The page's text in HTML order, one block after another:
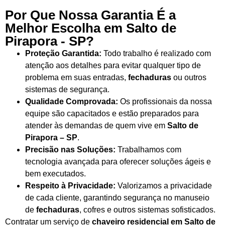
Por Que Nossa Garantia É a
Melhor Escolha em Salto de
Pirapora - SP?
Proteção Garantida: Todo trabalho é realizado com
atenção aos detalhes para evitar qualquer tipo de
problema em suas entradas, fechaduras ou outros
sistemas de segurança.
Qualidade Comprovada: Os profissionais da nossa
equipe são capacitados e estão preparados para
atender às demandas de quem vive em Salto de
Pirapora – SP.
Precisão nas Soluções: Trabalhamos com
tecnologia avançada para oferecer soluções ágeis e
bem executados.
Respeito à Privacidade: Valorizamos a privacidade
de cada cliente, garantindo segurança no manuseio
de fechaduras, cofres e outros sistemas sofisticados.
Contratar um serviço de chaveiro residencial em Salto de